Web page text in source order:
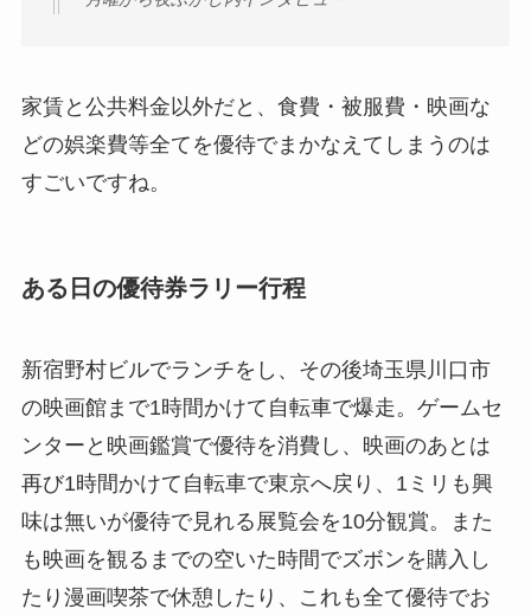
家賃と公共料金以外だと、食費・被服費・映画な
どの娯楽費等全てを優待でまかなえてしまうのは
すごいですね。
ある日の優待券ラリー行程
新宿野村ビルでランチをし、その後埼玉県川口市
の映画館まで1時間かけて自転車で爆走。ゲームセ
ンターと映画鑑賞で優待を消費し、映画のあとは
再び1時間かけて自転車で東京へ戻り、1ミリも興
味は無いが優待で見れる展覧会を10分観賞。また
も映画を観るまでの空いた時間でズボンを購入し
たり漫画喫茶で休憩したり、これも全て優待でお